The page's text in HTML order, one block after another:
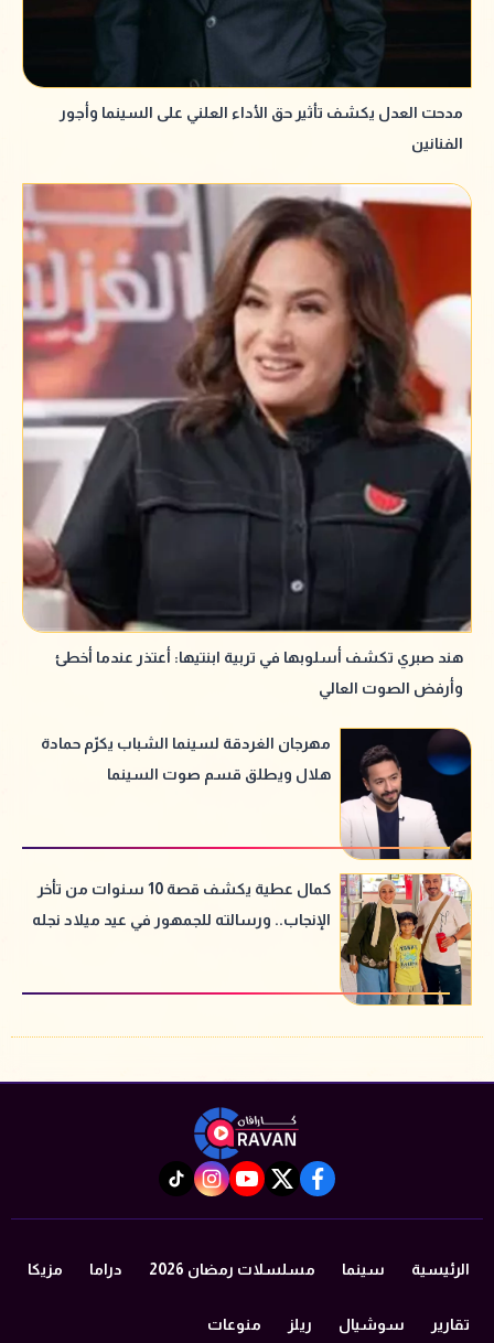
مدحت العدل يكشف تأثير حق الأداء العلني على السينما وأجور
الفنانين
هند صبري تكشف أسلوبها في تربية ابنتيها: أعتذر عندما أخطئ
وأرفض الصوت العالي
مهرجان الغردقة لسينما الشباب يكرّم حمادة
هلال ويطلق قسم صوت السينما
كمال عطية يكشف قصة 10 سنوات من تأخر
الإنجاب.. ورسالته للجمهور في عيد ميلاد نجله
facebook
twitter
youtube
instagram
tiktok
الرئيسية سينما مسلسلات رمضان 2026 دراما مزيكا
تقارير سوشيال ريلز منوعات